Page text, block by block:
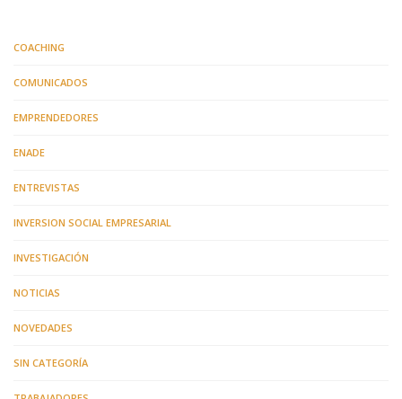
COACHING
COMUNICADOS
EMPRENDEDORES
ENADE
ENTREVISTAS
INVERSION SOCIAL EMPRESARIAL
INVESTIGACIÓN
NOTICIAS
NOVEDADES
SIN CATEGORÍA